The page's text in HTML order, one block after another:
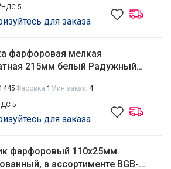
НДС 5
для заказа
фарфоровая мелкая
215мм белый Радужный
Фасовка 1 Мин заказ: 4
5
для заказа
фарфоровый 110х25мм
в ассортименте BGB-